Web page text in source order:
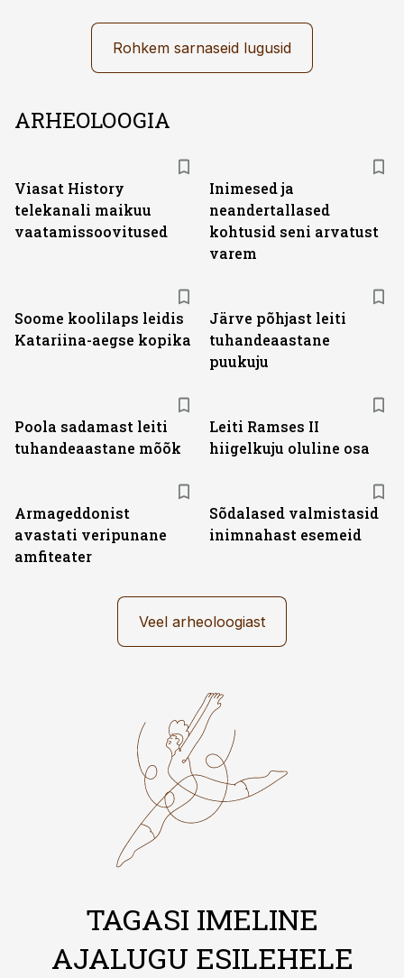
Rohkem sarnaseid lugusid
ARHEOLOOGIA
Viasat History
telekanali maikuu
vaatamissoovitused
Inimesed ja
neandertallased
kohtusid seni arvatust
varem
Soome koolilaps leidis
Katariina-aegse kopika
Järve põhjast leiti
tuhandeaastane
puukuju
Poola sadamast leiti
tuhandeaastane mõõk
Leiti Ramses II
hiigelkuju oluline osa
Armageddonist
avastati veripunane
amfiteater
Sõdalased valmistasid
inimnahast esemeid
Veel arheoloogiast
TAGASI IMELINE
AJALUGU ESILEHELE